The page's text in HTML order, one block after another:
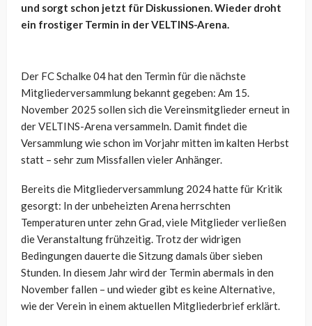
und sorgt schon jetzt für Diskussionen. Wieder droht
ein frostiger Termin in der VELTINS-Arena.
Der FC Schalke 04 hat den Termin für die nächste
Mitgliederversammlung bekannt gegeben: Am 15.
November 2025 sollen sich die Vereinsmitglieder erneut in
der VELTINS-Arena versammeln. Damit findet die
Versammlung wie schon im Vorjahr mitten im kalten Herbst
statt – sehr zum Missfallen vieler Anhänger.
Bereits die Mitgliederversammlung 2024 hatte für Kritik
gesorgt: In der unbeheizten Arena herrschten
Temperaturen unter zehn Grad, viele Mitglieder verließen
die Veranstaltung frühzeitig. Trotz der widrigen
Bedingungen dauerte die Sitzung damals über sieben
Stunden. In diesem Jahr wird der Termin abermals in den
November fallen – und wieder gibt es keine Alternative,
wie der Verein in einem aktuellen Mitgliederbrief erklärt.